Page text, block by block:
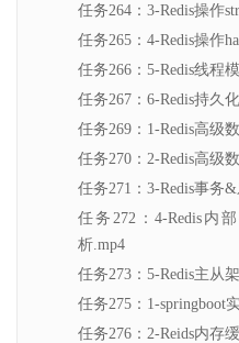
任务264：3-Redis操作
任务265：4-Redis操作
任务266：5-Redis线程
任务267：6-Redis持久
任务269：1-Redis高级
任务270：2-Redis高级
任务271：3-Redis事务
任务272：4-Redis内
析.mp4
任务273：5-Redis主从
任务275：1-springboot
任务276：2-Reids内存